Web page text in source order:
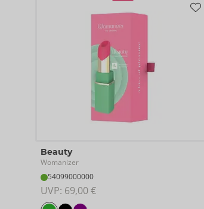
Beauty
Womanizer
54099000000
UVP: 69,00 €